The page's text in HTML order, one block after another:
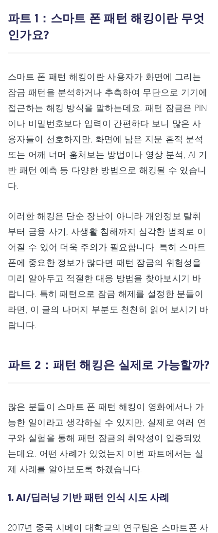
파트 1：스마트 폰 패턴 해킹이란 무엇
인가요?
스마트 폰 패턴 해킹이란 사용자가 화면에 그리는
잠금 패턴을 분석하거나 추측하여 무단으로 기기에
접근하는 해킹 방식을 말하는데요. 패턴 잠금은 PIN
이나 비밀번호보다 입력이 간편하다 보니 많은 사
용자들이 선호하지만, 화면에 남은 지문 흔적 분석
또는 어깨 너머 훔쳐보는 방법이나 영상 분석, AI 기
반 패턴 예측 등 다양한 방법으로 해킹될 수 있습니
다.
이러한 해킹은 단순 장난이 아니라 개인정보 탈취
부터 금융 사기, 사생활 침해까지 심각한 범죄로 이
어질 수 있어 더욱 주의가 필요합니다. 특히 스마트
폰에 중요한 정보가 많다면 패턴 잠금의 위험성을
미리 알아두고 적절한 대응 방법을 찾아보시기 바
랍니다. 특히 패턴으로 잠금 해제를 설정한 분들이
라면, 이 글의 나머지 부분도 천천히 읽어 보시기 바
랍니다.
파트 2：패턴 해킹은 실제로 가능할까?
많은 분들이 스마트 폰 패턴 해킹이 영화에서나 가
능한 일이라고 생각하실 수 있지만, 실제로 여러 연
구와 실험을 통해 패턴 잠금의 취약성이 입증되었
는데요. 어떤 사례가 있었는지 이번 파트에서는 실
제 사례를 알아보도록 하겠습니다.
1. AI/딥러닝 기반 패턴 인식 시도 사례
2017년 중국 시베이 대학교의 연구팀은 스마트폰 사